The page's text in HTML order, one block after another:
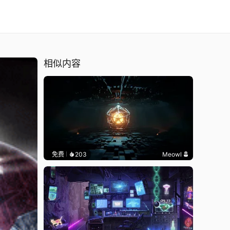
相似内容
免费 203 Meowl